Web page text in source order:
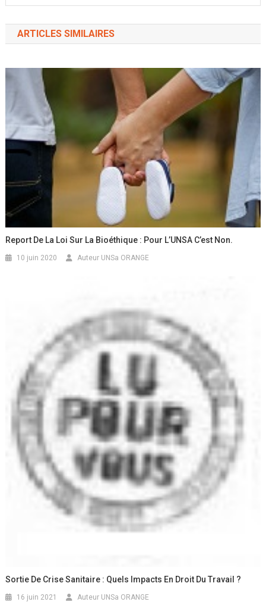
ARTICLES SIMILAIRES
Report De La Loi Sur La Bioéthique : Pour L’UNSA C’est Non.
10 juin 2020 Auteur UNSa ORANGE
Sortie De Crise Sanitaire : Quels Impacts En Droit Du Travail ?
16 juin 2021 Auteur UNSa ORANGE